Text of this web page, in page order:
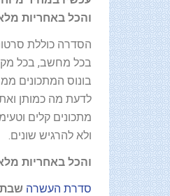
והכל באחריות
הסדרה כוללת
בכל מחשב, בכל
בונוס המתכונים
לדעת מה כמותן
מתכונים קלים
ולא להרגיש שונים.
והכל באחריות
סדרת העשרה